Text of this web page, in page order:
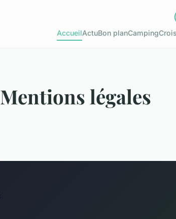
AccueilActuBon planCamping
Mentions légales